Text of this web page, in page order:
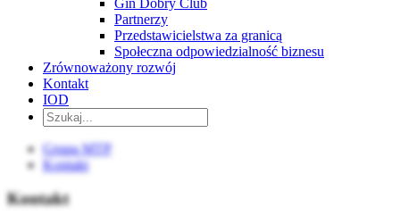
Partnerzy
Przedstawicielstwa za granicą
Społeczna odpowiedzialność biznesu
Zrównoważony rozwój
Kontakt
IOD
Grupa MTP
Kontakt
Kontakt